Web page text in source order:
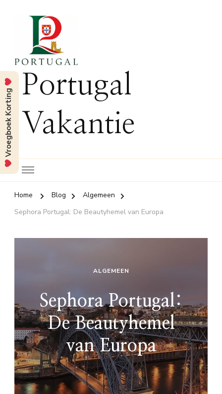
Portugal
Vakantie
Home Blog
Algemeen
Sephora Portugal: De Beautyhemel van Europa
ALGEMEEN
Sephora Portugal:
De Beautyhemel
van Europa
Vroegboek Korting